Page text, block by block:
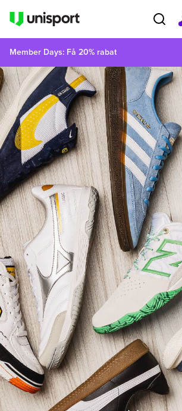
Member Days: Få 20% rabat